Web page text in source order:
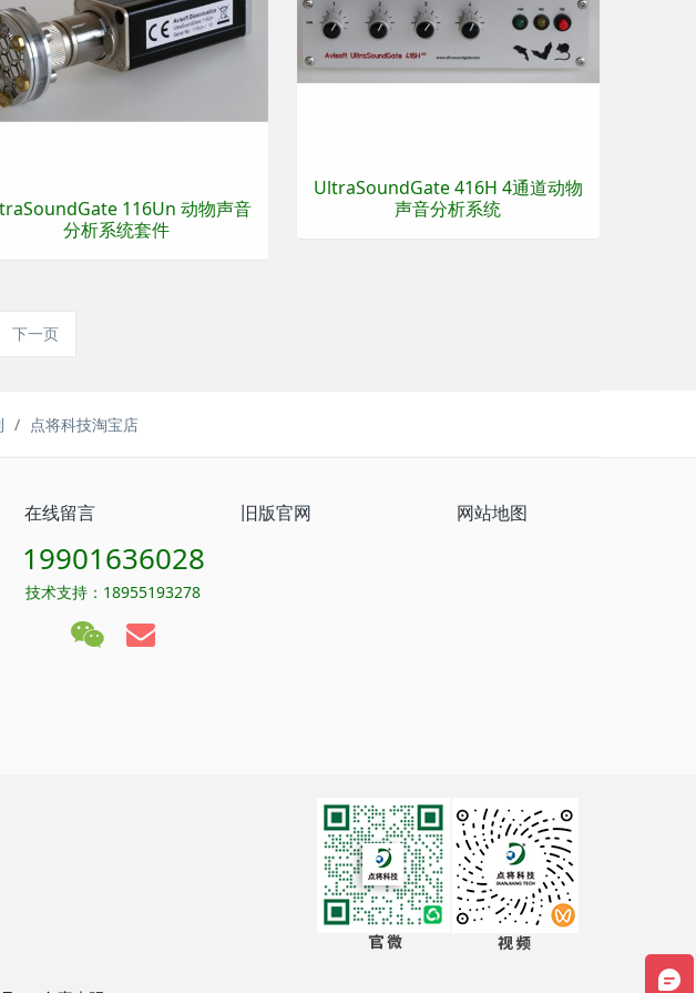
UltraSoundGate 416H 4通道动物
声音分析系统
116Un 动物声音
分析系统套件
下一页
点将科技淘宝店
在线留言 旧版官网 网站地图
19901636028
技术支持：18955193278